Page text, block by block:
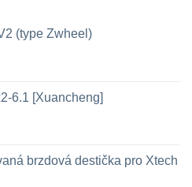
(type Zwheel)
6.1 [Xuancheng]
brzdová destička pro Xtech